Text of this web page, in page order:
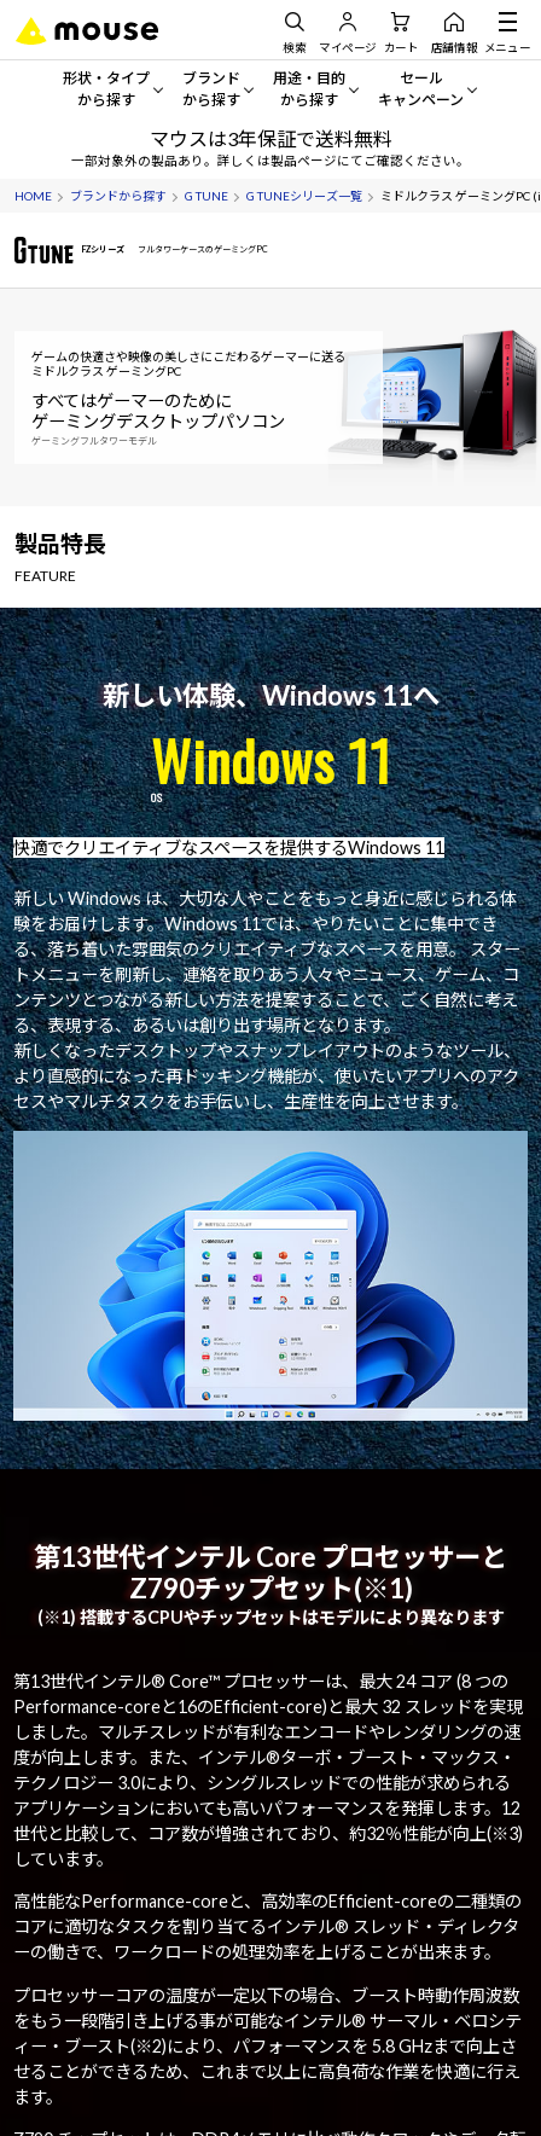
検索 マイページ カート 店舗情報 メニュー
形状・タイプ
から探す
形状・タイプから探す をすべてみる
デスクトップPC
サーバー
ワークステーション
Windows 11
ブランド
から探す
mouse
G TUNE
用途・目的
から探す
一般向けパソコン
ゲーミングPC・ゲーム向けパソコン
学習向けパソコン
スペック/パーツ別
セール
キャンペーン
セール・キャンペー
期間限定セール
アウトレットパソコン
おすすめ目玉パソコン
今イチオシのパソコンをピ
Windows 11 |Copilot+ PC
マウスは3年保証で送料無料
一部対象外の製品あり。詳しくは製品ページにてご確認ください。
HOME ブランドから探す G TUNE G TUNEシリーズ一覧 ミドルクラス ゲーミングPC
FZシリーズ フルタワーケースのゲーミングPC
ゲームの快適さや映像の美しさにこだわるゲーマーに送る
ミドルクラス ゲーミングPC
すべてはゲーマーのために
ゲーミングデスクトップパソコン
ゲーミングフルタワーモデル
製品特長
FEATURE
新しい体験、Windows 11へ
Windows 11
快適でクリエイティブなスペースを提供するWindows 11
新しい Windows は、大切な人やことをもっと身近に感じられる体
験をお届けします。Windows 11では、やりたいことに集中でき
る、落ち着いた雰囲気のクリエイティブなスペースを用意。 スター
トメニューを刷新し、連絡を取りあう人々やニュース、ゲーム、コ
ンテンツとつながる新しい方法を提案することで、ごく自然に考え
る、表現する、あるいは創り出す場所となります。
新しくなったデスクトップやスナップレイアウトのようなツール、
より直感的になった再ドッキング機能が、使いたいアプリへのアク
セスやマルチタスクをお手伝いし、生産性を向上させます。
第13世代インテル Core プロセッサーと
Z790チップセット(※1)
(※1) 搭載するCPUやチップセットはモデルにより異なります
第13世代インテル® Core™ プロセッサーは、最大 24 コア (8 つの
Performance-coreと16のEfficient-core)と最大 32 スレッドを実現
しました。マルチスレッドが有利なエンコードやレンダリングの速
度が向上します。また、インテル®ターボ・ブースト・マックス・
テクノロジー 3.0により、シングルスレッドでの性能が求められる
アプリケーションにおいても高いパフォーマンスを発揮します。12
世代と比較して、コア数が増強されており、約32％性能が向上(※3)
しています。
高性能なPerformance-coreと、高効率のEfficient-coreの二種類の
コアに適切なタスクを割り当てるインテル® スレッド・ディレクタ
ーの働きで、ワークロードの処理効率を上げることが出来ます。
プロセッサーコアの温度が一定以下の場合、ブースト時動作周波数
をもう一段階引き上げる事が可能なインテル® サーマル・ベロシテ
ィー・ブースト(※2)により、パフォーマンスを 5.8 GHzまで向上さ
せることができるため、これまで以上に高負荷な作業を快適に行え
ます。